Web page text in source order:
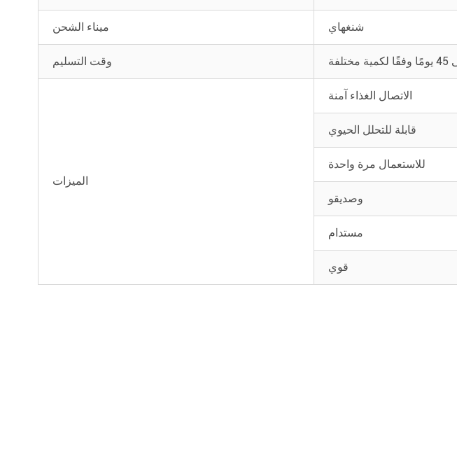
ميناء الشحن شنغهاي
وقت التسليم
الميزات
الاتصال الغذاء آمنة
قابلة للتحلل الحيوي
للاستعمال مرة واحدة
وصديقو
مستدام
قوي